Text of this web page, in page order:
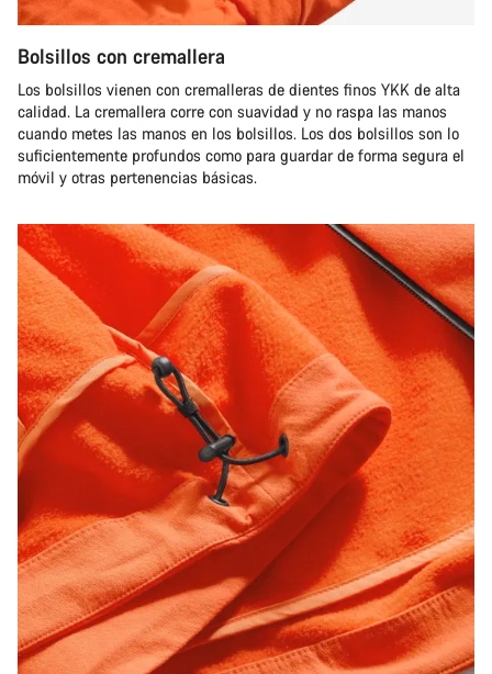
Bolsillos con cremallera
Los bolsillos vienen con cremalleras de dientes finos YKK de alta
calidad. La cremallera corre con suavidad y no raspa las manos
cuando metes las manos en los bolsillos. Los dos bolsillos son lo
suficientemente profundos como para guardar de forma segura el
móvil y otras pertenencias básicas.